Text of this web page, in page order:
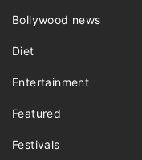
Bollywood news
Diet
Entertainment
Featured
Festivals